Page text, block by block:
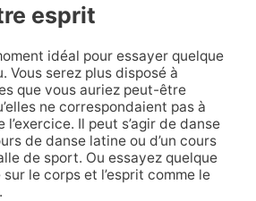
esprit
idéal pour essayer quelque
Vous serez plus disposé à
que vous auriez peut-être
ne correspondaient pas à
Il peut s’agir de danse
de danse latine ou d’un cours
de sport. Ou essayez quelque
le corps et l’esprit comme le